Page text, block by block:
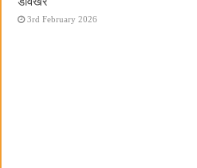
3rd February 2026